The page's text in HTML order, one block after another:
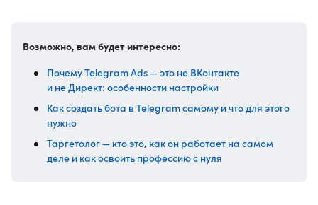
Возможно, вам будет интересно:
Почему Telegram Ads — это не ВКонтакте
и не Директ: особенности настройки
Как создать бота в Telegram самому и что для этого
нужно
Таргетолог — кто это, как он работает на самом
деле и как освоить профессию с нуля